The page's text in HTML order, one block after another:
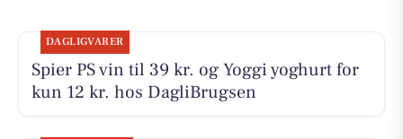
DAGLIGVARER
Spier PS vin til 39 kr. og Yoggi yoghurt for
kun 12 kr. hos DagliBrugsen